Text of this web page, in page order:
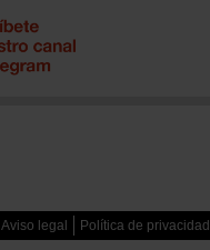
Aviso legal Política de privacidad